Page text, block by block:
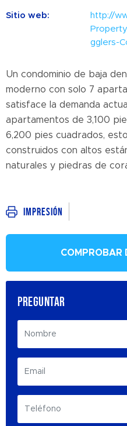
Sitio web:
http://
gglers-
Un condominio de baja
moderno con solo 7
satisface la demanda
apartamentos de 3,100
6,200 pies cuadrados,
construidos con altos
naturales y piedras de
Impresión
COMPROBAR
PREGUNTAR